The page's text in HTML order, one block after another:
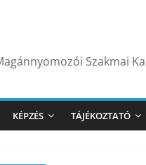
Szakmai
KÉPZÉS TÁJÉKOZTATÓ